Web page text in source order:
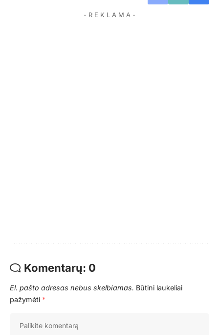
- R E K L A M A -
Komentarų: 0
El. pašto adresas nebus skelbiamas. Būtini laukeliai
pažymėti *